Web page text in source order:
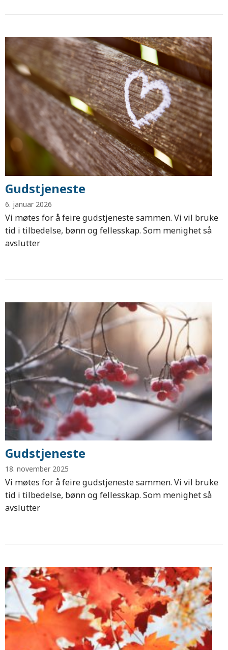
Gudstjeneste
6. januar 2026
Vi møtes for å feire gudstjeneste sammen. Vi vil bruke
tid i tilbedelse, bønn og fellesskap. Som menighet så
avslutter
Gudstjeneste
18. november 2025
Vi møtes for å feire gudstjeneste sammen. Vi vil bruke
tid i tilbedelse, bønn og fellesskap. Som menighet så
avslutter